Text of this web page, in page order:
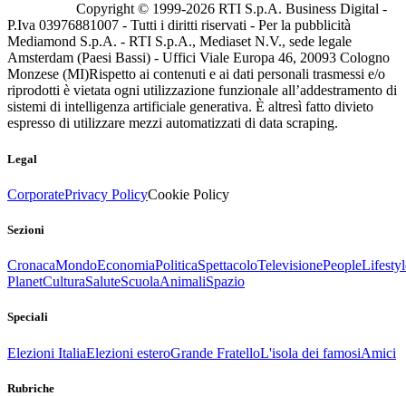
Copyright © 1999-2026 RTI S.p.A. Business Digital -
P.Iva 03976881007 - Tutti i diritti riservati - Per la pubblicità
Mediamond S.p.A. - RTI S.p.A., Mediaset N.V., sede legale
Amsterdam (Paesi Bassi) - Uffici Viale Europa 46, 20093 Cologno
Monzese (MI)Rispetto ai contenuti e ai dati personali trasmessi e/o
riprodotti è vietata ogni utilizzazione funzionale all’addestramento di
sistemi di intelligenza artificiale generativa. È altresì fatto divieto
espresso di utilizzare mezzi automatizzati di data scraping.
Legal
CorporatePrivacy PolicyCookie Policy
Sezioni
CronacaMondoEconomiaPoliticaSpettacoloTelevisionePeople
PlanetCulturaSaluteScuolaAnimaliSpazio
Speciali
Elezioni ItaliaElezioni esteroGrande FratelloL'isola dei famosiAmici
Rubriche